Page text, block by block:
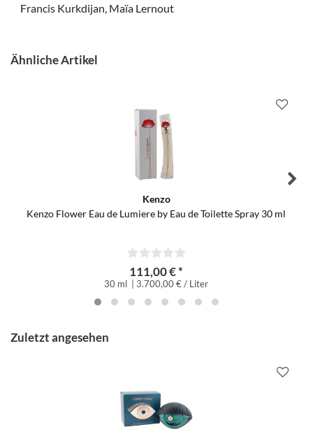
Francis Kurkdijan, Maïa Lernout
Ähnliche Artikel
Kenzo
Kenzo Flower Eau de Lumiere by Eau de Toilette Spray 30 ml
111,00 € *
30 ml | 3.700,00 € / Liter
Zuletzt angesehen